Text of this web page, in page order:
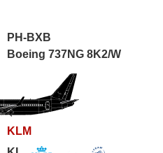
PH-BXB
Boeing 737NG 8K2/W
KLM